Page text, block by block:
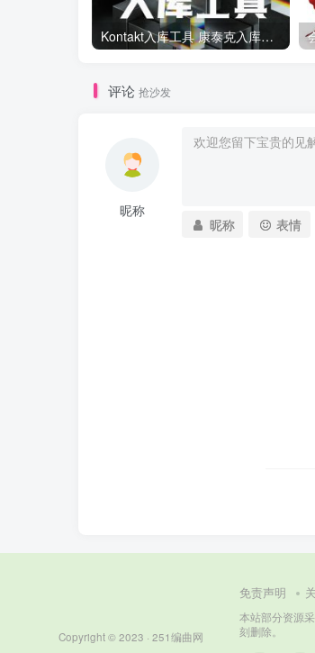
Kontakt入库工具 康泰克入库教程
评论 抢沙发
昵称
昵称 表情
Copyright © 2023 · 251编曲网
免责声明
本站部分资源
刻删除。